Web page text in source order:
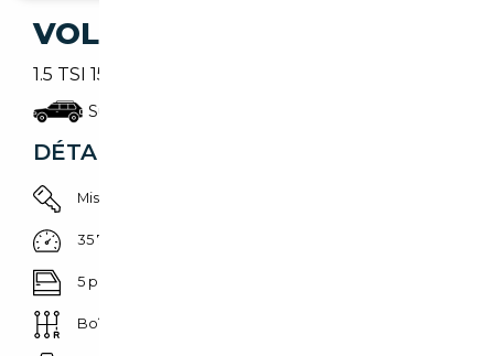
VOLKSWAGEN T-ROC
1.5 TSI 150PK Style Business | 1.500 KG TREKGEW. |
Suv/4x4/pick-up
DÉTAILS DU VÉHICULE
Mise en circulation 01/03/2019
35 749 km
5 portes
Boîte manuelle